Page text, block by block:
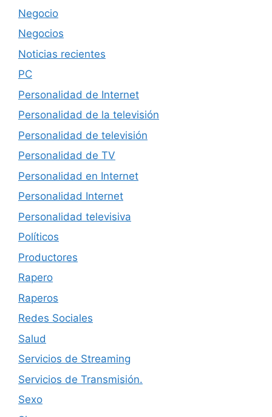
Negocio
Negocios
Noticias recientes
PC
Personalidad de Internet
Personalidad de la televisión
Personalidad de televisión
Personalidad de TV
Personalidad en Internet
Personalidad Internet
Personalidad televisiva
Políticos
Productores
Rapero
Raperos
Redes Sociales
Salud
Servicios de Streaming
Servicios de Transmisión.
Sexo